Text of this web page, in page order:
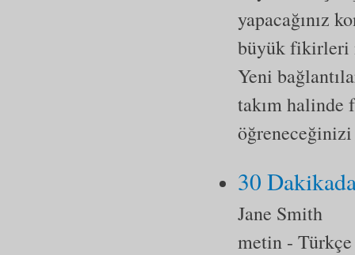
yapacağınız
büyük fikirleri
Yeni
takım halinde
30
Jane Smith
metin - Türkçe